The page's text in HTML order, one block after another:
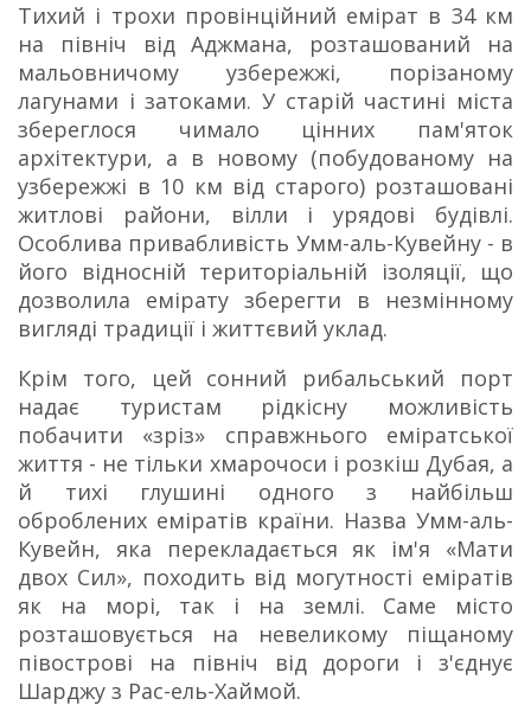
Тихий і трохи провінційний емірат в 34 км
на північ від Аджмана, розташований на
мальовничому узбережжі, порізаному
лагунами і затоками. У старій частині міста
збереглося чимало цінних пам'яток
архітектури, а в новому (побудованому на
узбережжі в 10 км від старого) розташовані
житлові райони, вілли і урядові будівлі.
Особлива привабливість Умм-аль-Кувейну - в
його відносній територіальній ізоляції, що
дозволила емірату зберегти в незмінному
вигляді традиції і життєвий уклад.
Крім того, цей сонний рибальський порт
надає туристам рідкісну можливість
побачити «зріз» справжнього еміратської
життя - не тільки хмарочоси і розкіш Дубая, а
й тихі глушині одного з найбільш
оброблених еміратів країни. Назва Умм-аль-
Кувейн, яка перекладається як ім'я «Мати
двох Сил», походить від могутності еміратів
як на морі, так і на землі. Саме місто
розташовується на невеликому піщаному
півострові на північ від дороги і з'єднує
Шарджу з Рас-ель-Хаймой.